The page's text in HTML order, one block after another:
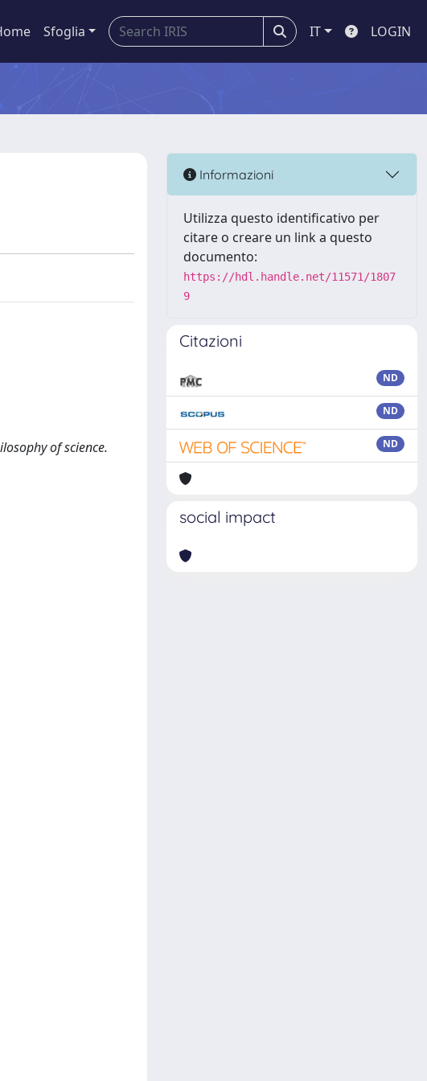
Sfoglia IT LOGIN
of science.
Informazioni
Utilizza questo identificativo per
citare o creare un link a questo
documento:
https://hdl.handle.net/11571/1807
9
Citazioni
ND
ND
ND
social impact